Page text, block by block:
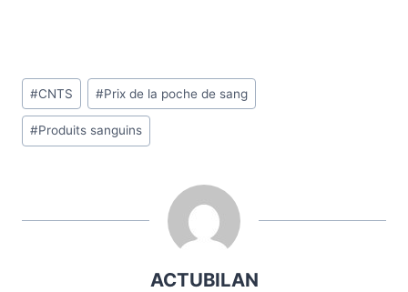
Étiquettes
de
la
#CNTS #Prix de la poche de sang
#Produits sanguins
ACTUBILAN